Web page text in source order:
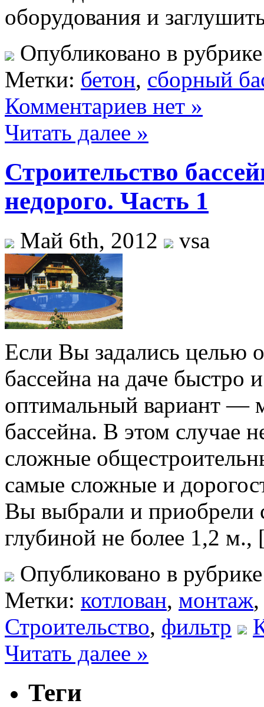
оборудования и
Опубликовано в
Метки: бетон, сборный
Комментариев нет »
Читать далее »
Строительство
недорого. Часть 1
Май 6th, 2012 vsa
Если Вы задались целью
бассейна на даче быстро
оптимальный вариант —
бассейна. В этом случае
сложные
самые сложные и
Вы выбрали и
глубиной не более 1,2
Опубликовано в
Метки: котлован, монтаж
Строительство, фильтр
Читать далее »
Теги